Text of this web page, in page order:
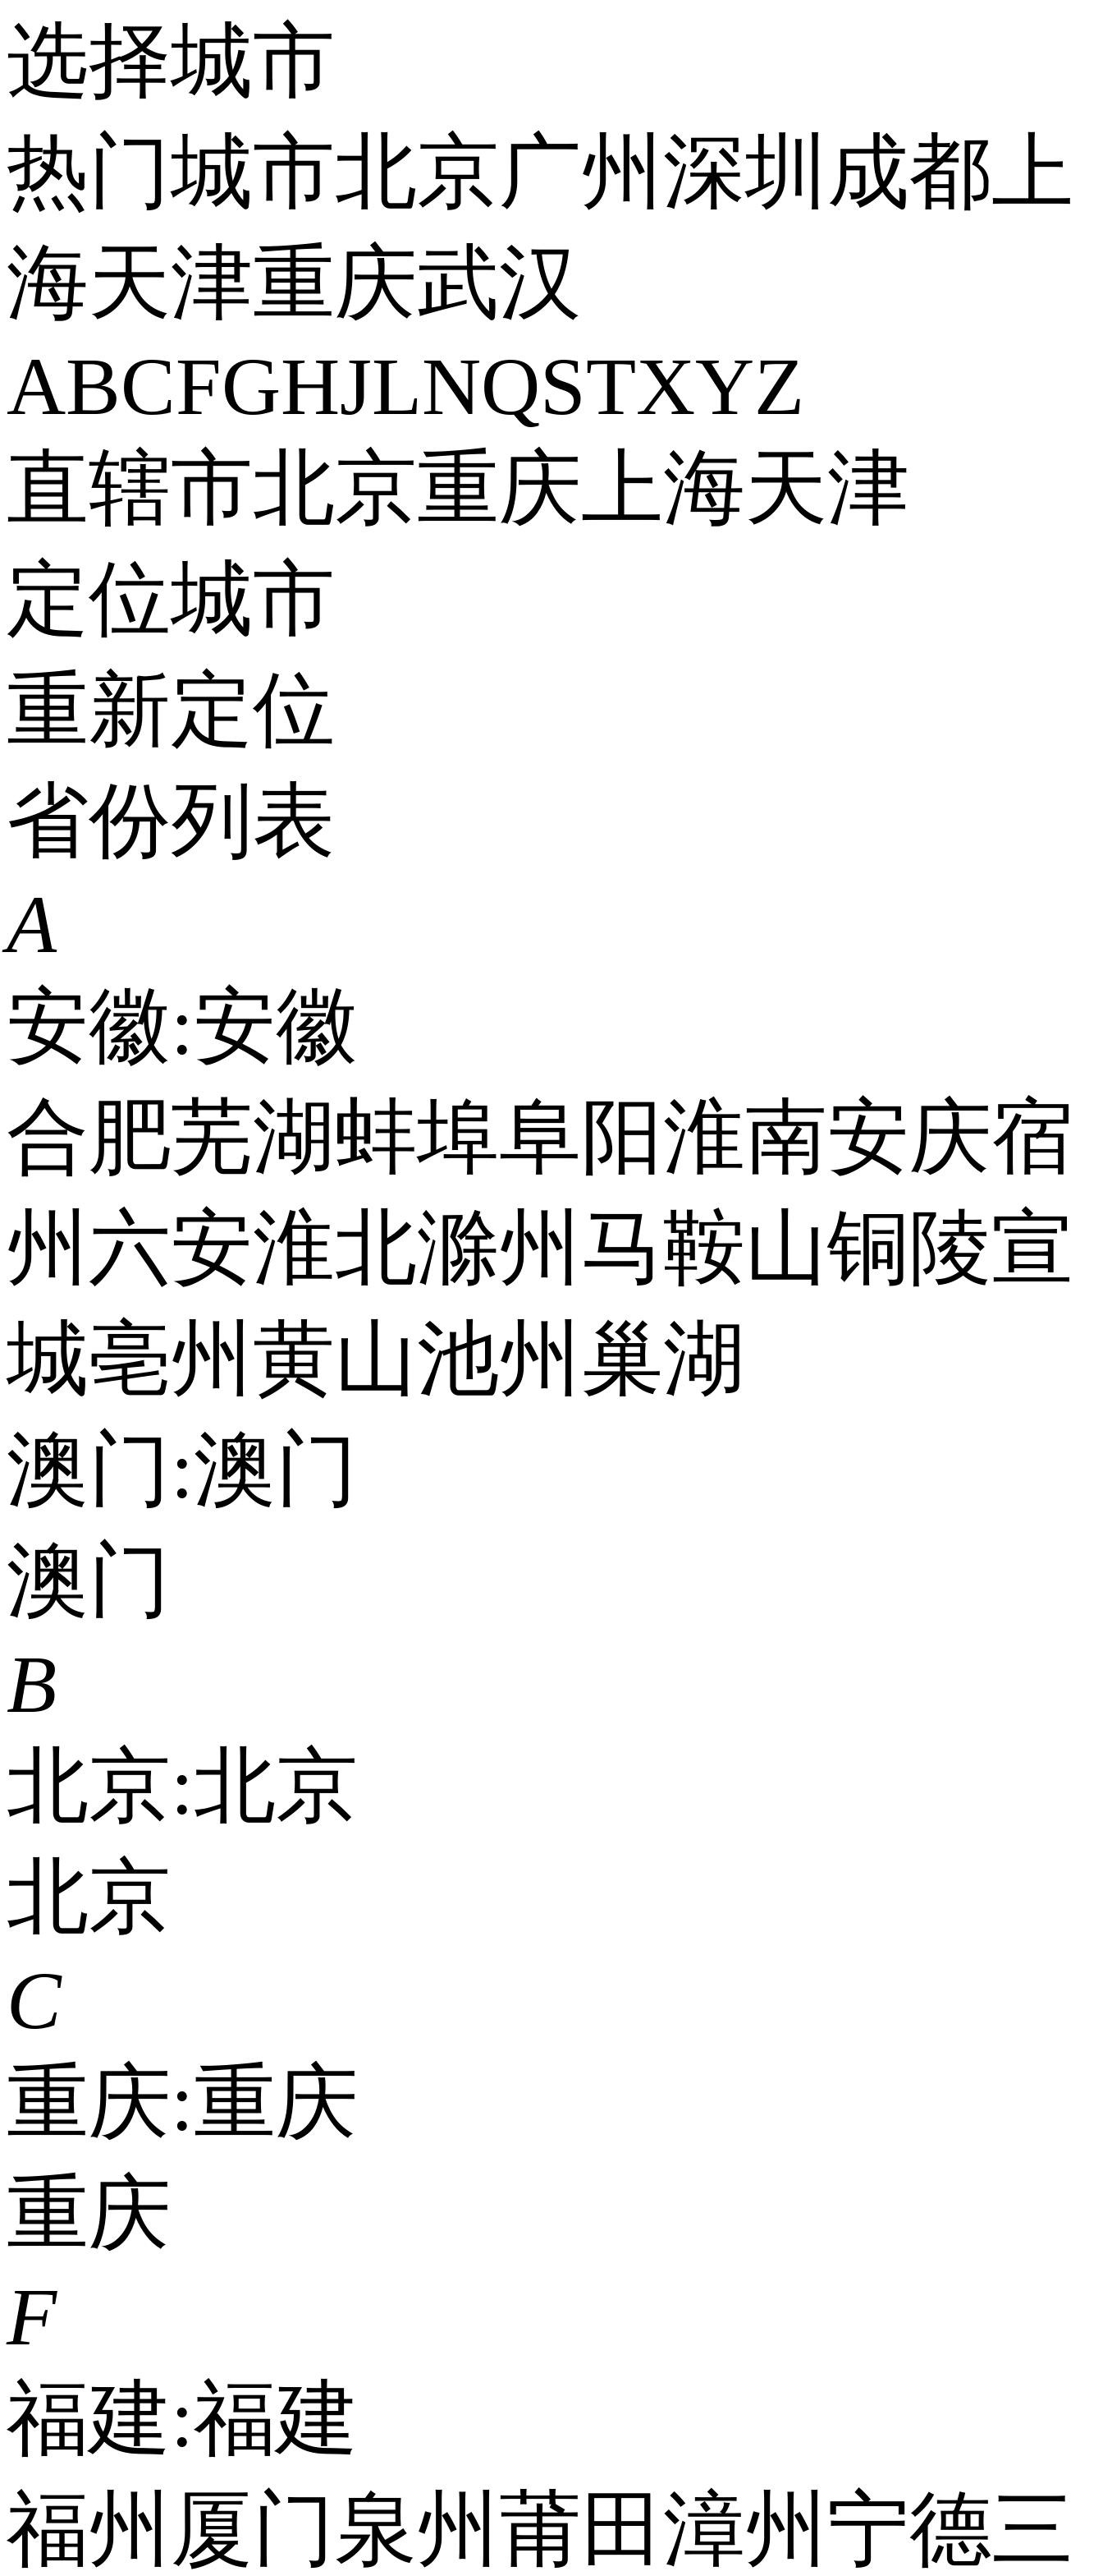
选择城市
热门城市北京广州 深圳 成都上
海天津重庆武汉
ABCFGHJLNQSTXYZ
直辖市北京重庆上海天津
定位城市
重新定位
省份列表
A
安徽:安徽
合肥芜湖蚌埠阜阳淮南安庆宿
州 六安淮北滁州 马鞍山铜陵宣
城亳州 黄山池州 巢湖
澳门:澳门
澳门
B
北京:北京
北京
C
重庆:重庆
重庆
F
福建:福建
福州 厦门泉州 莆田 漳州 宁德三